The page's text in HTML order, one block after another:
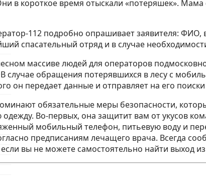
в короткое время отыскали «потеряшек».
112 подробно опрашивает заявителя: ФИО,
спасательный отряд и в случае
массиве людей для операторов
обращения потерявшихся в лесу с
он передает данные и отправляет на его
обязательные меры безопасности,
Во-первых, она защитит вам от укусов
мобильный телефон, питьевую воду и
предписаниям лечащего врача. Всегда
вы не можете самостоятельно найти выход